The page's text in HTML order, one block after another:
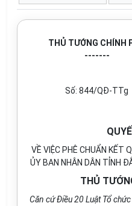
THỦ TƯỚNG CHÍNH
-------
Số: 844/QĐ-TTg
VỀ VIỆC PHÊ CHUẨN KẾT
ỦY BAN NHÂN DÂN TỈNH
THỦ
Căn cứ Điều 20 Luật Tổ